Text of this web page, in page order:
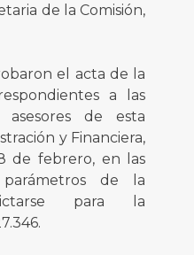
de la Comisión,
el acta de la
a las
de esta
y Financiera,
de febrero, en las
de la
para la